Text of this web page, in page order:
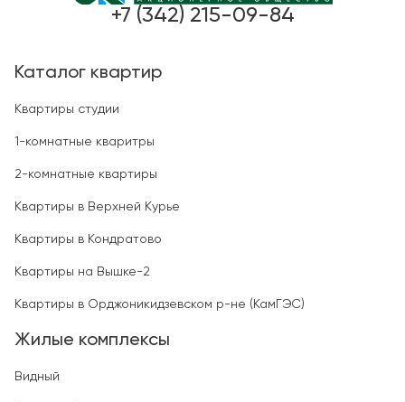
+7 (342) 215-09-84
Каталог квартир
Квартиры студии
1-комнатные кваритры
2-комнатные квартиры
Квартиры в Верхней Курье
Квартиры в Кондратово
Квартиры на Вышке-2
Квартиры в Орджоникидзевском р-не (КамГЭС)
Жилые комплексы
Видный